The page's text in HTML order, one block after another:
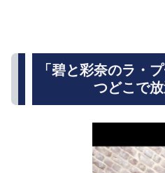
「碧と彩奈のラ・
つどこで